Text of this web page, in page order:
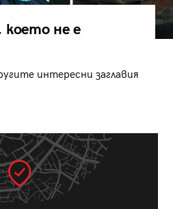
което не е
интересни заглавия